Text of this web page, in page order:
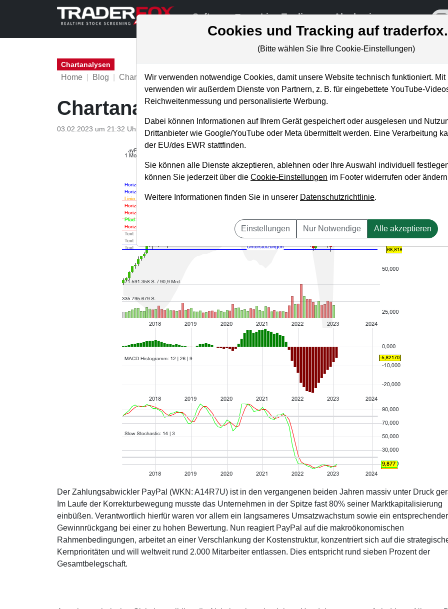
Software Live-Trading Akademie
Chartanalysen
Home Blog Chartanalysen
Chartanalyse PayPal: Gelingt die Wende?
03.02.2023 um 21:32 Uhr P. Uhlschmied
Der Zahlungsabwickler PayPal (WKN: A14R7U) ist in den vergangenen beiden Jahren massiv unter Druck
Im Laufe der Korrekturbewegung musste das Unternehmen in der Spitze fast 80% seiner Marktkapitalisierung
einbüßen. Verantwortlich hierfür waren vor allem ein langsameres Umsatzwachstum sowie ein entsprechender
Gewinnrückgang bei einer zu hohen Bewertung. Nun reagiert PayPal auf die makroökonomischen
Rahmenbedingungen, arbeitet an einer Verschlankung der Kostenstruktur, konzentriert sich auf die
Kernprioritäten und will weltweit rund 2.000 Mitarbeiter entlassen. Dies entspricht rund sieben Prozent der
Gesamtbelegschaft.
Cookies und Tracking auf
(Bitte wählen Sie Ihre Cookie-Einstellungen)
Wir verwenden notwendige Cookies, damit unsere Website technisch funktioniert.
verwenden wir außerdem Dienste von Partnern, z. B. für eingebettete YouTube-
Reichweitenmessung und personalisierte Werbung.
Dabei können Informationen auf Ihrem Gerät gespeichert oder ausgelesen und
Drittanbieter wie Google/YouTube oder Meta übermittelt werden. Eine Verarbeitung
der EU/des EWR stattfinden.
Sie können alle Dienste akzeptieren, ablehnen oder Ihre Auswahl individuell
können Sie jederzeit über die Cookie-Einstellungen im Footer widerrufen oder
Weitere Informationen finden Sie in unserer Datenschutzrichtlinie.
Einstellungen Nur Notwendige Alle akzeptieren